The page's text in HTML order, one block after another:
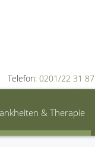
Telefon: 0201/22 31 87
& Therapie